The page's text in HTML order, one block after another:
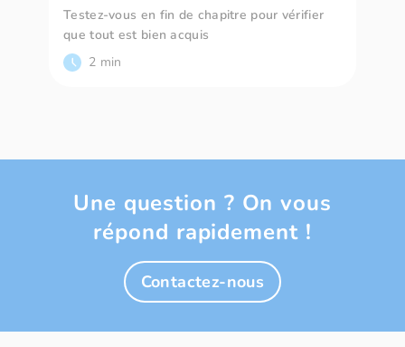
Testez-vous en fin de chapitre pour vérifier
que tout est bien acquis
2 min
Une question ? On vous
répond rapidement !
Contactez-nous